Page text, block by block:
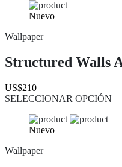
Nuevo
Wallpaper
Structured Walls
US$210
SELECCIONAR OPCIÓN
Nuevo
Wallpaper